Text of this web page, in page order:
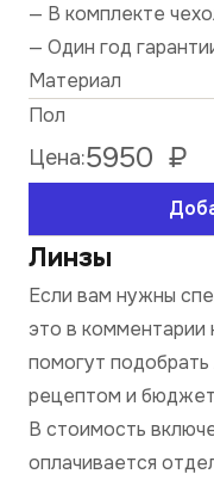
— В комплекте
— Один год
Материал
Пол
Цена:5950 ₽
Линзы
Если вам нужны
это в комментарии
помогут
рецептом и
В стоимость
оплачивается